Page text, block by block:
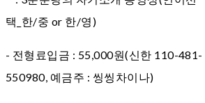
택_한/중 or 한/영)
- 전형료입금 : 55,000원(신한 110-481-
550980, 예금주 : 씽씽차이나)